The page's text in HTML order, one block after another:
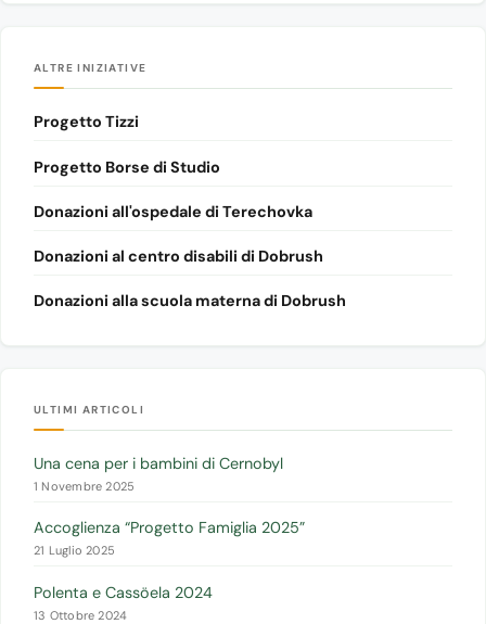
ALTRE INIZIATIVE
Progetto Tizzi
Progetto Borse di Studio
Donazioni all'ospedale di Terechovka
Donazioni al centro disabili di Dobrush
Donazioni alla scuola materna di Dobrush
ULTIMI ARTICOLI
Una cena per i bambini di Cernobyl
1 Novembre 2025
Accoglienza “Progetto Famiglia 2025”
21 Luglio 2025
Polenta e Cassöela 2024
13 Ottobre 2024